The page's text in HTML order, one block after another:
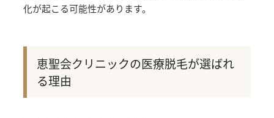
化が起こる可能性があります。
恵聖会クリニックの医療脱毛が選ばれ
る理由